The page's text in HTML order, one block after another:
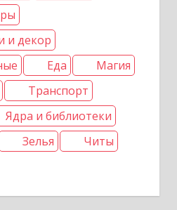
и декор
Еда
Магия
Транспорт
Ядра и библиотеки
Зелья
Читы